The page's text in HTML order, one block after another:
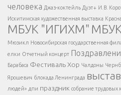
Написать
</button >
</div >
человека Джаз-коктейль Дуэт+ И.В.
Искитимская художественная выставка
МБУК "ИГИХМ"
Мюзикл Новосибирская государственная
елки Отчетный концерт
Барабаса Фестиваль Хор Чалдоны
Ярошевич блокада Ленинграда
людей» дпи праздник собрание трудовых